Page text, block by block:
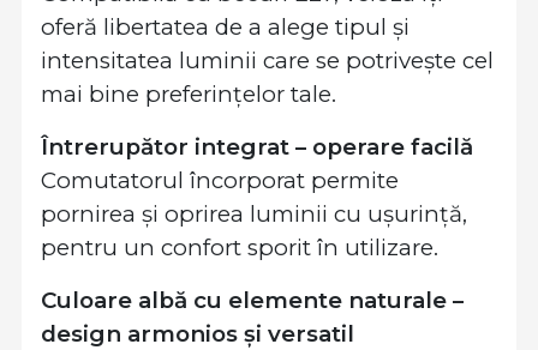
oferă libertatea de a alege tipul și
intensitatea luminii care se potrivește cel
mai bine preferințelor tale.
Întrerupător integrat – operare facilă
Comutatorul încorporat permite
pornirea și oprirea luminii cu ușurință,
pentru un confort sporit în utilizare.
Culoare albă cu elemente naturale –
design armonios și versatil